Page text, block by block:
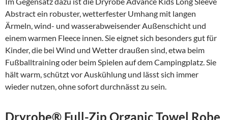
Abstract ein robuster, wetterfester Umhang mit langen
Ärmeln, wind- und wasserabweisender Außenschicht und
einem warmen Fleece innen. Sie eignet sich besonders gut für
Kinder, die bei Wind und Wetter draußen sind, etwa beim
Fußballtraining oder beim Spielen auf dem Campingplatz. Sie
hält warm, schützt vor Auskühlung und lässt sich immer
wieder nutzen, ohne sofort durchnässt zu sein.
Dryrobe® Full-Zip Organic Towel Robe